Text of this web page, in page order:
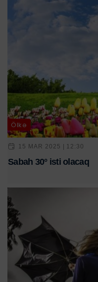
Ölkə
15 MAR 2025 | 12:30
Sabah 30° isti olacaq